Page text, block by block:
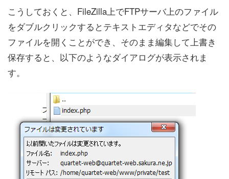
こうしておくと、FileZilla上でFTPサーバ上のファイル
をダブルクリックするとテキストエディタなどでその
ファイルを開くことができ、そのまま編集して上書き
保存すると、以下のようなダイアログが表示されま
す。